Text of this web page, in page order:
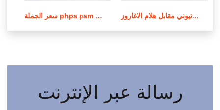
سعر الجملة phpa pam بولي أكريلاميد في لبنان عملية صنع بولي أكريلاميد الكاتيوني مقابل هلام الاغاروز
رسالة عبر الإنترنت